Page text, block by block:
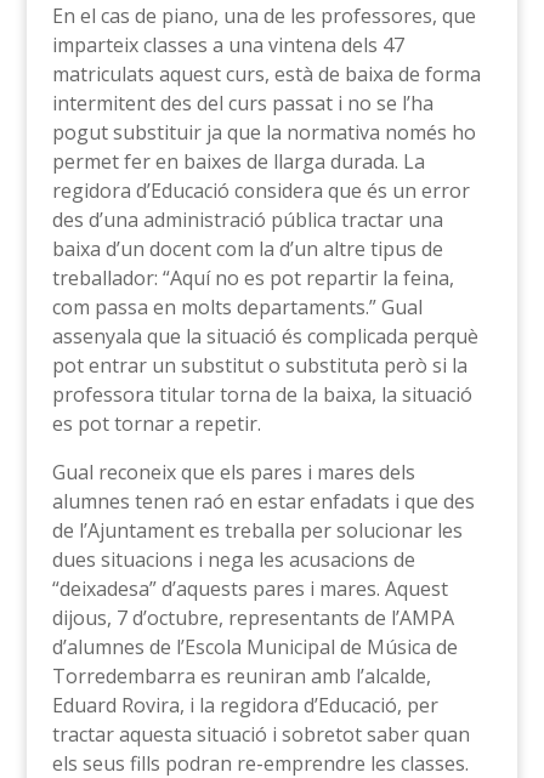
En el cas de piano, una de les professores, que
imparteix classes a una vintena dels 47
matriculats aquest curs, està de baixa de forma
intermitent des del curs passat i no se l’ha
pogut substituir ja que la normativa només ho
permet fer en baixes de llarga durada. La
regidora d’Educació considera que és un error
des d’una administració pública tractar una
baixa d’un docent com la d’un altre tipus de
treballador: “Aquí no es pot repartir la feina,
com passa en molts departaments.” Gual
assenyala que la situació és complicada perquè
pot entrar un substitut o substituta però si la
professora titular torna de la baixa, la situació
es pot tornar a repetir.
Gual reconeix que els pares i mares dels
alumnes tenen raó en estar enfadats i que des
de l’Ajuntament es treballa per solucionar les
dues situacions i nega les acusacions de
“deixadesa” d’aquests pares i mares. Aquest
dijous, 7 d’octubre, representants de l’AMPA
d’alumnes de l’Escola Municipal de Música de
Torredembarra es reuniran amb l’alcalde,
Eduard Rovira, i la regidora d’Educació, per
tractar aquesta situació i sobretot saber quan
els seus fills podran re-emprendre les classes.